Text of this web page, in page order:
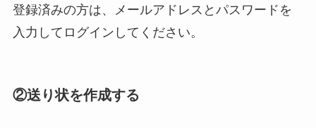
登録済みの方は、メールアドレスとパスワードを
入力してログインしてください。
②送り状を作成する